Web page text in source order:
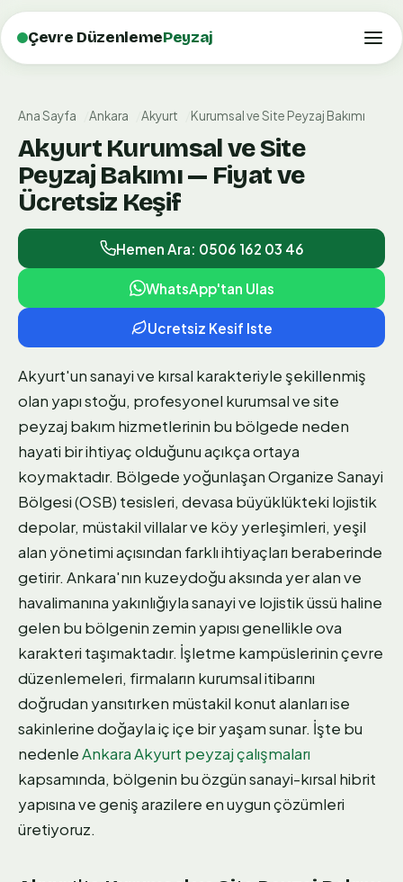
Çevre DüzenlemePeyzaj
Ana Sayfa Ankara Akyurt Kurumsal ve Site Peyzaj Bakımı
Akyurt Kurumsal ve Site
Peyzaj Bakımı — Fiyat ve
Ücretsiz Keşif
Hemen Ara: 0506 162 03 46
WhatsApp'tan Ulas
Ucretsiz Kesif Iste
Akyurt'un sanayi ve kırsal karakteriyle şekillenmiş
olan yapı stoğu, profesyonel kurumsal ve site
peyzaj bakım hizmetlerinin bu bölgede neden
hayati bir ihtiyaç olduğunu açıkça ortaya
koymaktadır. Bölgede yoğunlaşan Organize Sanayi
Bölgesi (OSB) tesisleri, devasa büyüklükteki lojistik
depolar, müstakil villalar ve köy yerleşimleri, yeşil
alan yönetimi açısından farklı ihtiyaçları beraberinde
getirir. Ankara'nın kuzeydoğu aksında yer alan ve
havalimanına yakınlığıyla sanayi ve lojistik üssü haline
gelen bu bölgenin zemin yapısı genellikle ova
karakteri taşımaktadır. İşletme kampüslerinin çevre
düzenlemeleri, firmaların kurumsal itibarını
doğrudan yansıtırken müstakil konut alanları ise
sakinlerine doğayla iç içe bir yaşam sunar. İşte bu
nedenleAnkara Akyurt peyzaj çalışmaları
kapsamında, bölgenin bu özgün sanayi-kırsal hibrit
yapısına ve geniş arazilere en uygun çözümleri
üretiyoruz.